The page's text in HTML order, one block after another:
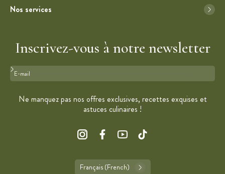
Nos services
Inscrivez-vous à notre newsletter
Format : adresse@email.com
Ne manquez pas nos offres exclusives, recettes exquises et
astuces culinaires !
Français (French)